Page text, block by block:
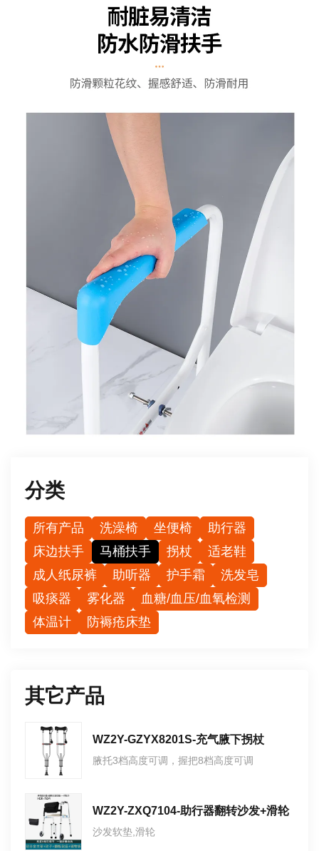
分类
所有产品 洗澡椅 坐便椅
助行器
床边扶手
马桶扶手 拐杖
适老鞋
成人纸尿裤
助听器 护手霜
洗发皂
吸痰器
雾化器
血糖/血压/血氧检测
体温计
防褥疮床垫
其它产品
WZ2Y-GZYX8201S-充气腋下拐杖
腋托3档高度可调，握把8档高度可调
WZ2Y-ZXQ7104-助行器翻转沙发+滑轮
沙发软垫,滑轮